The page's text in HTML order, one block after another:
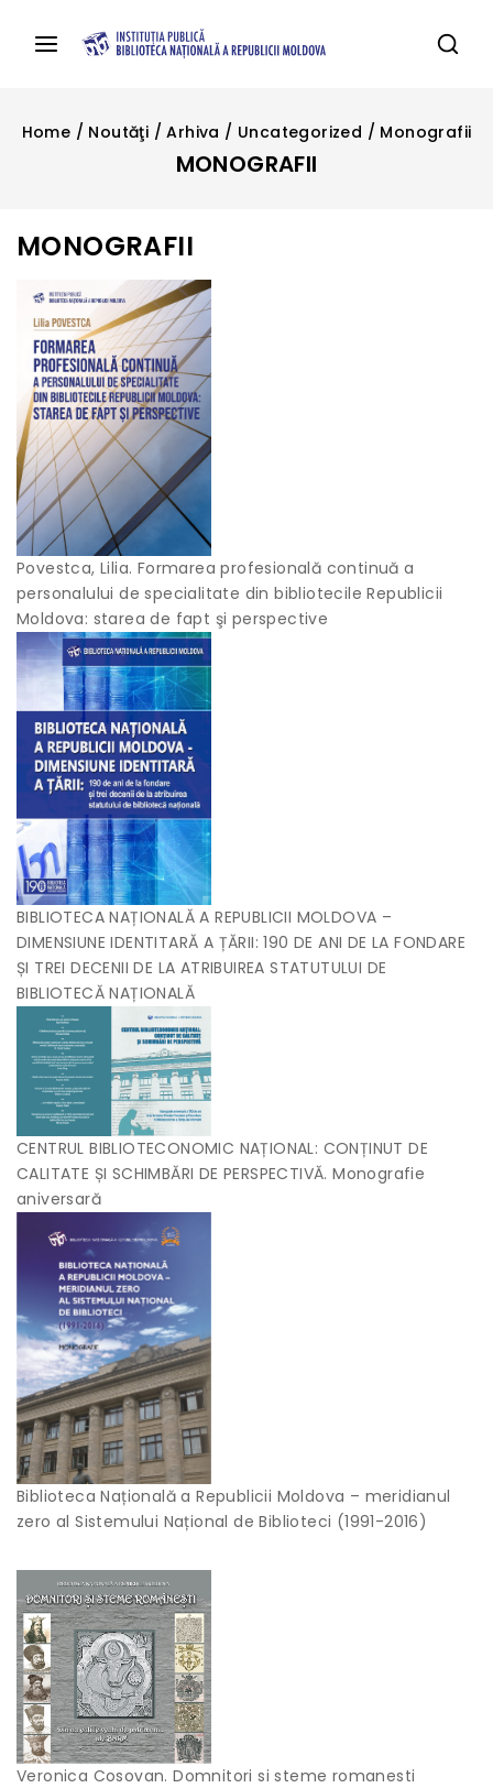
Home / Noutăţi / Arhiva / Uncategorized / Monografii
MONOGRAFII
MONOGRAFII
Povestca, Lilia. Formarea profesională continuă a
personalului de specialitate din bibliotecile Republicii
Moldova: starea de fapt şi perspective
BIBLIOTECA NAȚIONALĂ A REPUBLICII MOLDOVA –
DIMENSIUNE IDENTITARĂ A ȚĂRII: 190 DE ANI DE LA FONDARE
ȘI TREI DECENII DE LA ATRIBUIREA STATUTULUI DE
BIBLIOTECĂ NAȚIONALĂ
CENTRUL BIBLIOTECONOMIC NAȚIONAL: CONȚINUT DE
CALITATE ȘI SCHIMBĂRI DE PERSPECTIVĂ. Monografie
aniversară
Biblioteca Națională a Republicii Moldova – meridianul
zero al Sistemului Național de Biblioteci (1991-2016)
Veronica Cosovan. Domnitori si steme romanesti